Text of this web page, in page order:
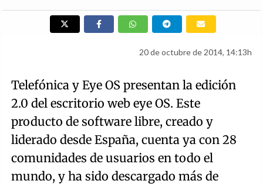
20 de octubre de 2014, 14:13h
Telefónica y Eye OS presentan la edición
2.0 del escritorio web eye OS. Este
producto de software libre, creado y
liderado desde España, cuenta ya con 28
comunidades de usuarios en todo el
mundo, y ha sido descargado más de